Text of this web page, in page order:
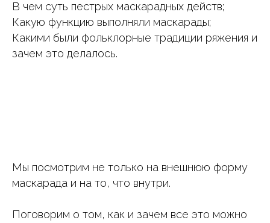
В чем суть пестрых маскарадных действ;
Какую функцию выполняли маскарады;
Какими были фольклорные традиции ряжения и
зачем это делалось.
Мы посмотрим не только на внешнюю форму
маскарада и на то, что внутри.
Поговорим о том, как и зачем все это можно